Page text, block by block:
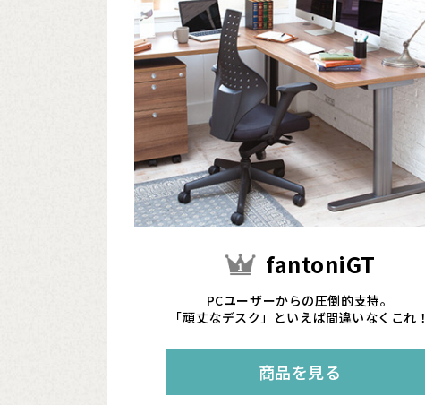
fantoniGT
PCユーザーからの圧倒的支持。
「頑丈なデスク」といえば間違いなくこれ！
商品を見る